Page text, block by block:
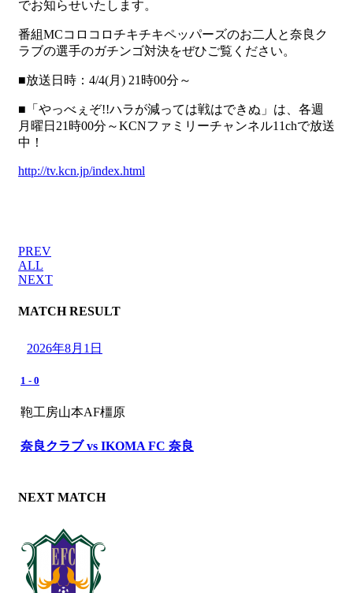
でお知らせいたします。
番組MCコロコロチキチキペッパーズのお二人と奈良ク
ラブの選手のガチンゴ対決をぜひご覧ください。
■放送日時：4/4(月) 21時00分～
■「やっべぇぞ!!ハラが減っては戦はできぬ」は、各週
月曜日21時00分～KCNファミリーチャンネル11chで放送
中！
http://tv.kcn.jp/index.html
PREV
ALL
NEXT
MATCH RESULT
2026年8月1日
1 - 0
鞄工房山本AF橿原
奈良クラブ vs IKOMA FC 奈良
NEXT MATCH